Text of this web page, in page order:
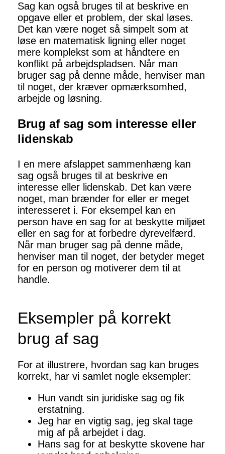
Sag kan også bruges til at beskrive en
opgave eller et problem, der skal løses.
Det kan være noget så simpelt som at
løse en matematisk ligning eller noget
mere komplekst som at håndtere en
konflikt på arbejdspladsen. Når man
bruger sag på denne måde, henviser man
til noget, der kræver opmærksomhed,
arbejde og løsning.
Brug af sag som interesse eller
lidenskab
I en mere afslappet sammenhæng kan
sag også bruges til at beskrive en
interesse eller lidenskab. Det kan være
noget, man brænder for eller er meget
interesseret i. For eksempel kan en
person have en sag for at beskytte miljøet
eller en sag for at forbedre dyrevelfærd.
Når man bruger sag på denne måde,
henviser man til noget, der betyder meget
for en person og motiverer dem til at
handle.
Eksempler på korrekt
brug af sag
For at illustrere, hvordan sag kan bruges
korrekt, har vi samlet nogle eksempler:
Hun vandt sin juridiske sag og fik
erstatning.
Jeg har en vigtig sag, jeg skal tage
mig af på arbejdet i dag.
Hans sag for at beskytte skovene har